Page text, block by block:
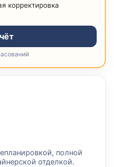
корректировка
полной
отделкой.